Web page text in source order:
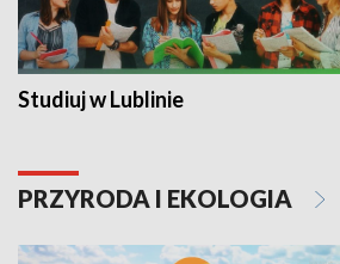
Studiuj w Lublinie
PRZYRODA I EKOLOGIA